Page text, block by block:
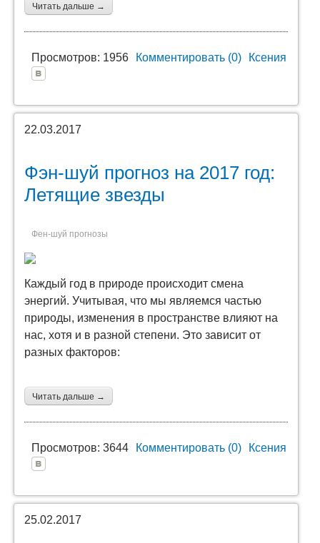
Читать дальше →
Просмотров: 1956 Комментировать (0) Ксения
22.03.2017
Фэн-шуй прогноз на 2017 год:
Летящие звезды
Фен-шуй прогнозы
Каждый год в природе происходит смена
энергий. Учитывая, что мы являемся частью
природы, изменения в пространстве влияют на
нас, хотя и в разной степени. Это зависит от
разных факторов:
Читать дальше →
Просмотров: 3644 Комментировать (0) Ксения
25.02.2017